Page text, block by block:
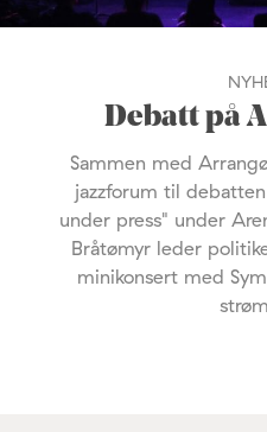
Debatt på
Sammen med
jazzforum til
under press" under
Bråtømyr leder
minikonsert med